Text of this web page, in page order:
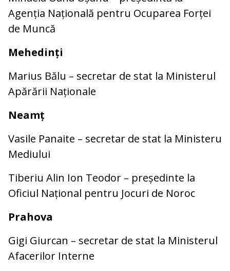
Agenția Națională pentru Ocuparea Forței
de Muncă
Mehedinți
Marius Bălu – secretar de stat la Ministerul
Apărării Naționale
Neamț
Vasile Panaite – secretar de stat la Ministeru
Mediului
Tiberiu Alin Ion Teodor – președinte la
Oficiul Național pentru Jocuri de Noroc
Prahova
Gigi Giurcan – secretar de stat la Ministerul
Afacerilor Interne